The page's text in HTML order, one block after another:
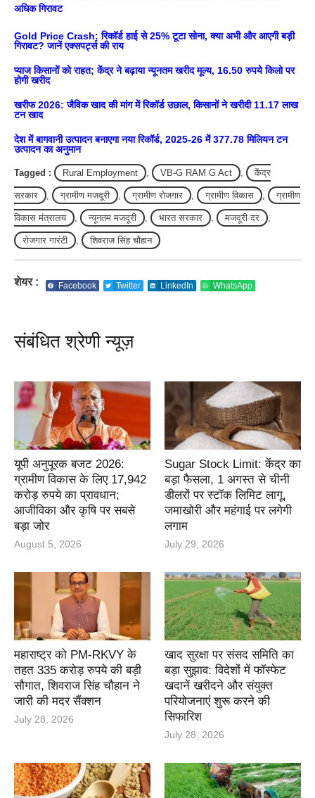
अधिक गिरावट
Gold Price Crash: रिकॉर्ड हाई से 25% टूटा सोना, क्या अभी और आएगी बड़ी
गिरावट? जानें एक्सपर्ट्स की राय
प्याज किसानों को राहत; केंद्र ने बढ़ाया न्यूनतम खरीद मूल्य, 16.50 रुपये किलो पर
होगी खरीद
खरीफ 2026: जैविक खाद की मांग में रिकॉर्ड उछाल, किसानों ने खरीदी 11.17 लाख
टन खाद
देश में बागवानी उत्पादन बनाएगा नया रिकॉर्ड, 2025-26 में 377.78 मिलियन टन
उत्पादन का अनुमान
Tagged : Rural Employment VB-G RAM G Act केंद्र
सरकार ग्रामीण मजदूरी ग्रामीण रोजगार ग्रामीण विकास ग्रामीण
विकास मंत्रालय न्यूनतम मजदूरी भारत सरकार मजदूरी दर
रोजगार गारंटी शिवराज सिंह चौहान
शेयर : Facebook Twitter LinkedIn WhatsApp
संबंधित श्रेणी न्यूज़
यूपी अनुपूरक बजट 2026:
ग्रामीण विकास के लिए 17,942
करोड़ रुपये का प्रावधान;
आजीविका और कृषि पर सबसे
बड़ा जोर
August 5, 2026
Sugar Stock Limit: केंद्र का
बड़ा फैसला, 1 अगस्त से चीनी
डीलरों पर स्टॉक लिमिट लागू,
जमाखोरी और महंगाई पर लगेगी
लगाम
July 29, 2026
महाराष्ट्र को PM-RKVY के
तहत 335 करोड़ रुपये की बड़ी
सौगात, शिवराज सिंह चौहान ने
जारी की मदर सैंक्शन
July 28, 2026
खाद सुरक्षा पर संसद समिति का
बड़ा सुझाव: विदेशों में फॉस्फेट
खदानें खरीदने और संयुक्त
परियोजनाएं शुरू करने की
सिफारिश
July 28, 2026